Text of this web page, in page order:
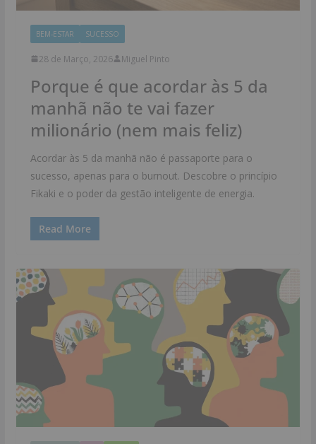
BEM-ESTAR SUCESSO
28 de Março, 2026 Miguel Pinto
Porque é que acordar às 5 da
manhã não te vai fazer
milionário (nem mais feliz)
Acordar às 5 da manhã não é passaporte para o
sucesso, apenas para o burnout. Descobre o princípio
Fikaki e o poder da gestão inteligente de energia.
Read More